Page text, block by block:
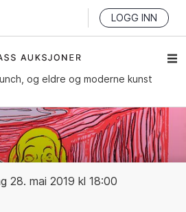
LOGG INN
og eldre og moderne kunst
28. mai 2019 kl 18:00